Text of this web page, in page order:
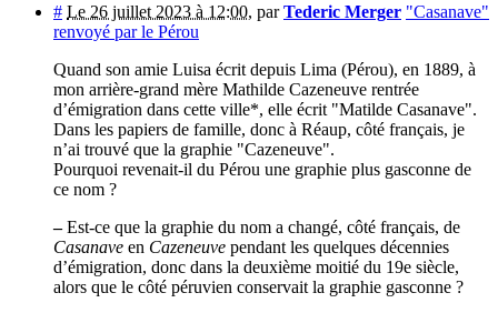
# Le 26 juillet 2023 à 12:00, parTederic Merger "Casanave"
renvoyé par le Pérou
Quand son amie Luisa écrit depuis Lima (Pérou), en 1889, à
mon arrière-grand mère Mathilde Cazeneuve rentrée
d’émigration dans cette ville*, elle écrit "Matilde Casanave".
Dans les papiers de famille, donc à Réaup, côté français, je
n’ai trouvé que la graphie "Cazeneuve".
Pourquoi revenait-il du Pérou une graphie plus gasconne de
ce nom ?
–Est-ce que la graphie du nom a changé, côté français, de
Casanave en Cazeneuve pendant les quelques décennies
d’émigration, donc dans la deuxième moitié du 19e siècle,
alors que le côté péruvien conservait la graphie gasconne ?